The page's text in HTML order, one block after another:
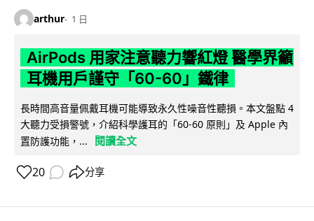
arthur 1 日
AirPods 用家注意聽力響紅燈 醫學界籲
耳機用戶謹守「60-60」鐵律
長時間高音量佩戴耳機可能導致永久性噪音性聽損。本文盤點 4
大聽力受損警號，介紹科學護耳的「60-60 原則」及 Apple 內
置防護功能，...
閱讀全文
20 分享